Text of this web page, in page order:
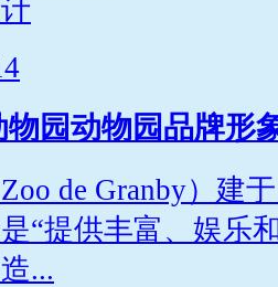
园动物园品牌形
de Granby）建
“提供丰富、娱乐
...